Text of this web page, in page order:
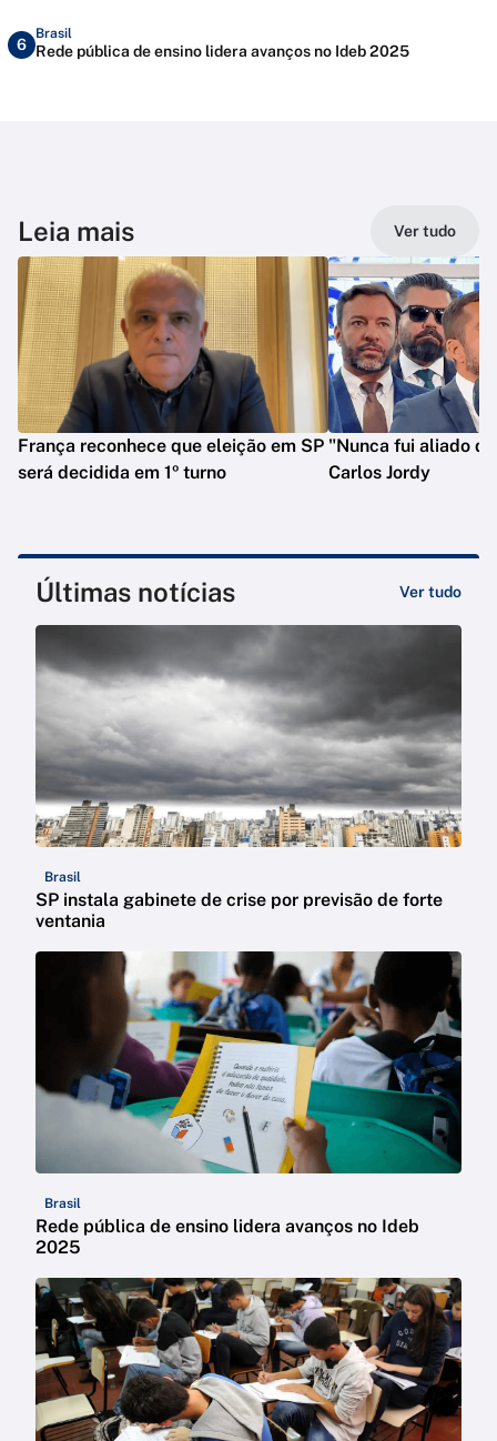
6
Brasil
Rede pública de ensino lidera avanços no Ideb 2025
Leia mais Ver tudo
França reconhece que eleição em SP
será decidida em 1º turno
"Nunca fui aliado
Carlos Jordy
Últimas notícias Ver tudo
Brasil
SP instala gabinete de crise por previsão de forte
ventania
Brasil
Rede pública de ensino lidera avanços no Ideb
2025